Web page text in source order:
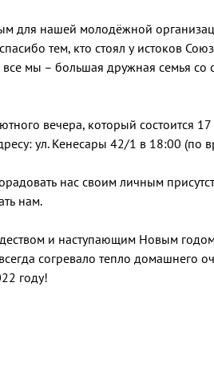
для нашей молодёжной
тем, кто стоял у истоков
все мы – большая дружная семья
вечера, который состоится
ул. Кенесары 42/1 в 18:00 (по
нас своим личным
нам.
и наступающим Новым
согревало тепло домашнего
году!